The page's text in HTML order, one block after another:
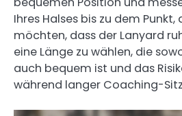
Ihres Halses bis zu dem Punkt,
möchten, dass der Lanyard
eine Länge zu wählen, die
auch bequem ist und das
während langer Coaching-